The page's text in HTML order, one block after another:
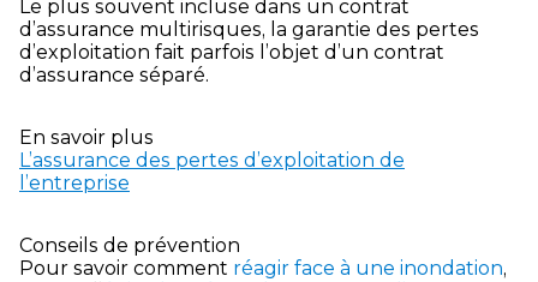
Le plus souvent incluse dans un contrat
d’assurance multirisques, la garantie des pertes
d’exploitation fait parfois l’objet d’un contrat
d’assurance séparé.
En savoir plus
L’assurance des pertes d’exploitation de
l’entreprise
Conseils de prévention
Pour savoir comment réagir face à une inondation,